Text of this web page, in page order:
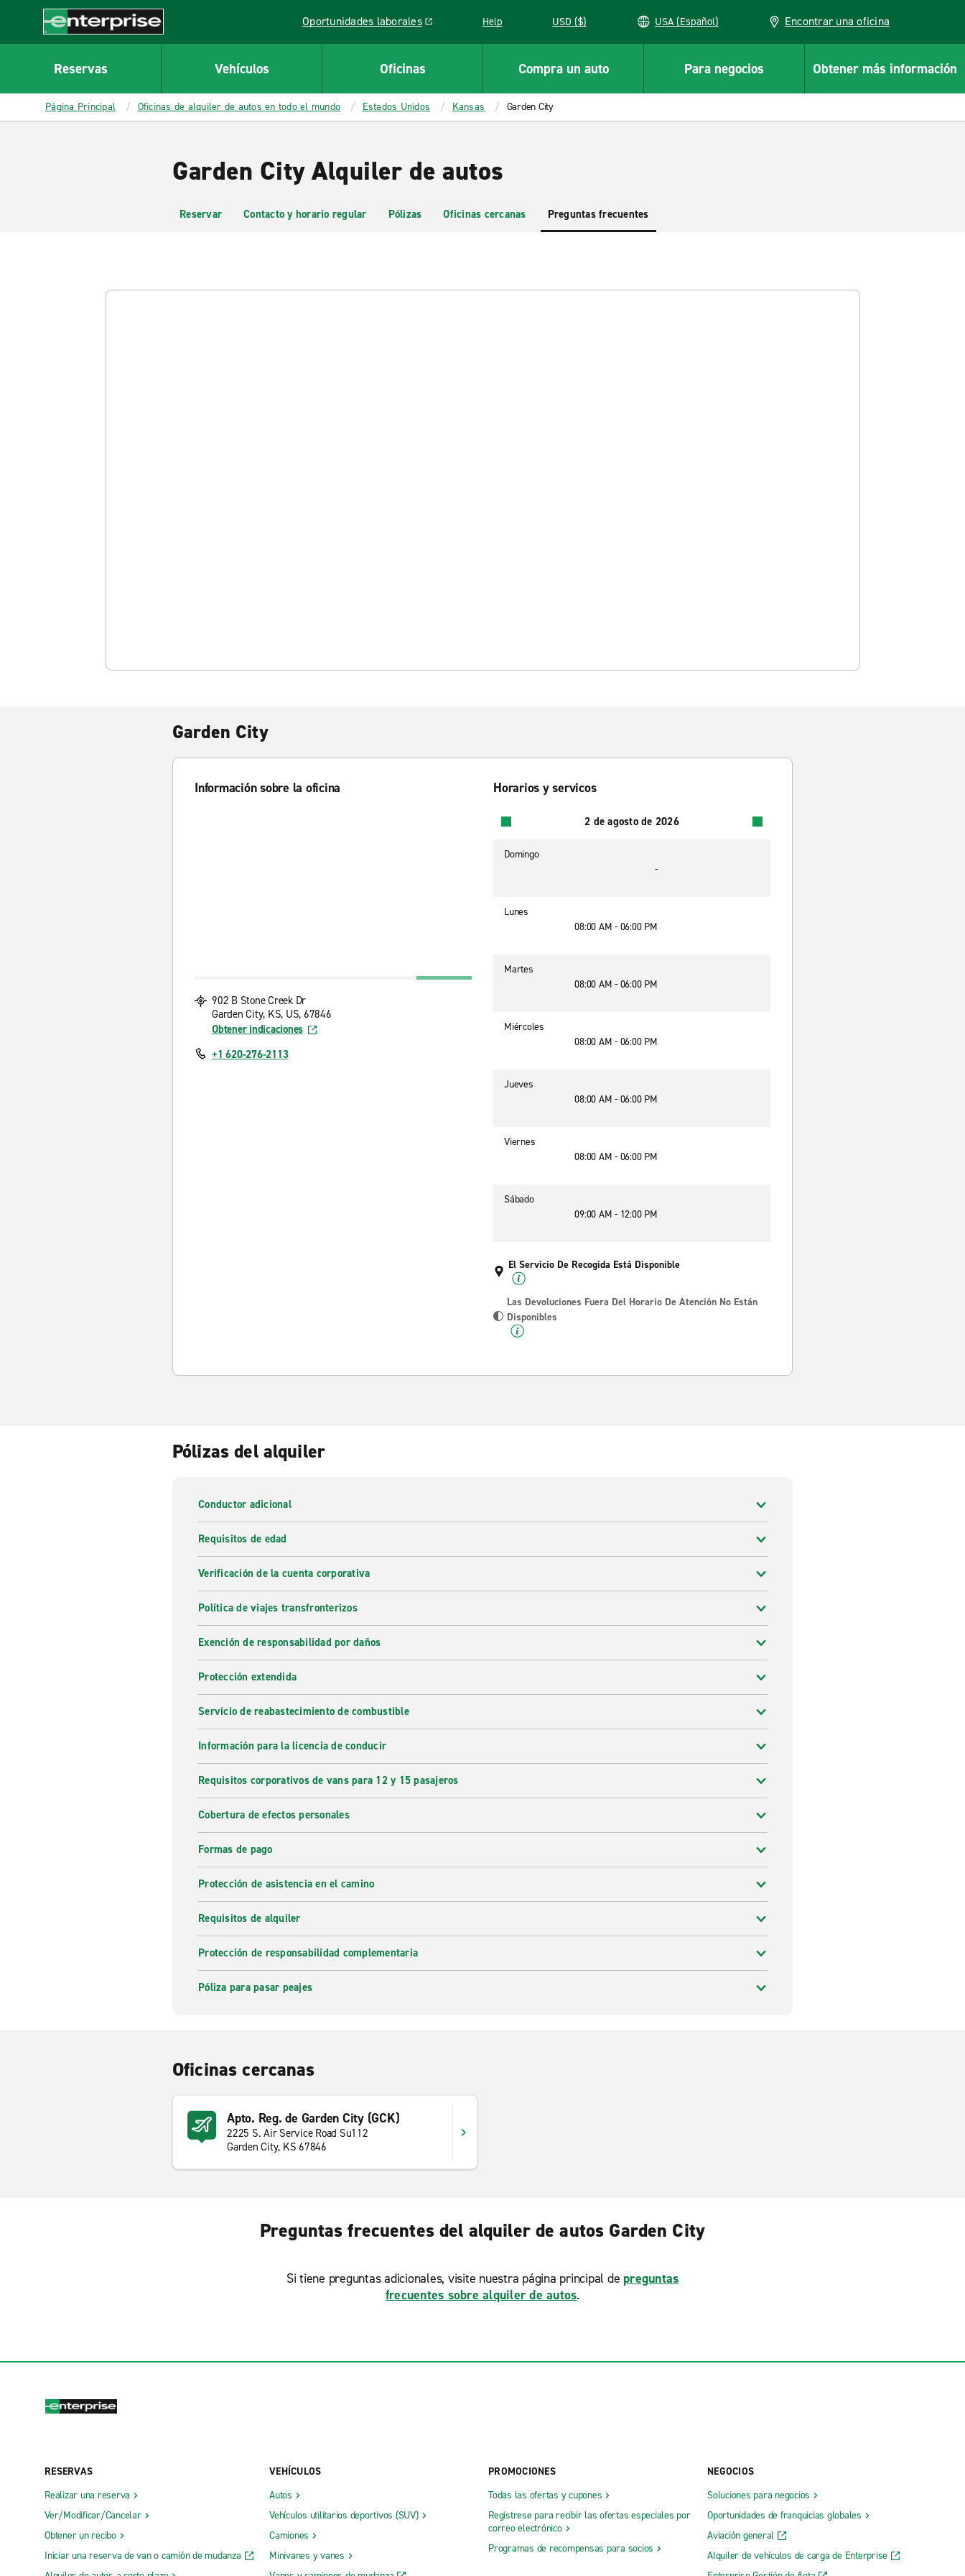
CONTENT
Enterprise
Oportunidades laborales
Link opens in a new window Help USD ($) USA (Español) Encontrar una oficina
Reservas Vehículos Oficinas Compra un auto Para negocios Obtener más información
Página Principal Oficinas de alquiler de autos en todo el mundo Estados Unidos Kansas Garden City
Garden City Alquiler de autos
Reservar Contacto y horario regular Pólizas Oficinas cercanas Preguntas frecuentes
Garden City
Información sobre la oficina
902 B Stone Creek Dr
Garden City, KS, US, 67846
Obtener indicaciones
+1 620-276-2113
Horarios y servicos
2 de agosto de 2026
Domingo
-
Lunes
08:00 AM - 06:00 PM
Martes
08:00 AM - 06:00 PM
Miércoles
08:00 AM - 06:00 PM
Jueves
08:00 AM - 06:00 PM
Viernes
08:00 AM - 06:00 PM
Sábado
09:00 AM - 12:00 PM
El Servicio De Recogida Está Disponible
Las Devoluciones Fuera Del Horario De Atención No Están
Disponibles
Pólizas del alquiler
Conductor adicional
Requisitos de edad
Verificación de la cuenta corporativa
Política de viajes transfronterizos
Exención de responsabilidad por daños
Protección extendida
Servicio de reabastecimiento de combustible
Información para la licencia de conducir
Requisitos corporativos de vans para 12 y 15 pasajeros
Cobertura de efectos personales
Formas de pago
Protección de asistencia en el camino
Requisitos de alquiler
Protección de responsabilidad complementaria
Póliza para pasar peajes
Oficinas cercanas
Apto. Reg. de Garden City (GCK)
2225 S. Air Service Road Su112
Garden City, KS 67846
Preguntas frecuentes del alquiler de autos Garden City
Si tiene preguntas adicionales, visite nuestra página principal de preguntas
frecuentes sobre alquiler de autos.
RESERVAS
Realizar una reserva
Ver/Modificar/Cancelar
Obtener un recibo
Iniciar una reserva de van o camión de mudanza
VEHÍCULOS
Autos
Vehículos utilitarios deportivos (SUV)
Camiones
Minivanes y vanes
PROMOCIONES
Todas las ofertas y cupones
Regístrese para recibir las ofertas especiales por
correo electrónico
Programas de recompensas para socios
NEGOCIOS
Soluciones para negocios
Oportunidades de franquicias globales
Aviación general
Alquiler de vehículos de carga de Enterprise